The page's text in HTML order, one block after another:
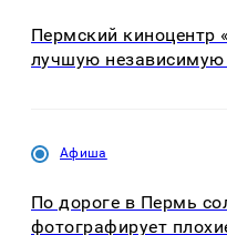
Пермский киноцентр
лучшую
Афиша
По дороге в Пермь
фотографирует